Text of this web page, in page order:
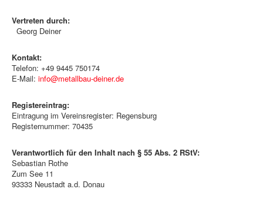
Vertreten durch:
Georg Deiner
Kontakt:
Telefon: +49 9445 750174
E-Mail: info@metallbau-deiner.de
Registereintrag:
Eintragung im Vereinsregister: Regensburg
Registernummer: 70435
Verantwortlich für den Inhalt nach § 55 Abs. 2 RStV:
Sebastian Rothe
Zum See 11
93333 Neustadt a.d. Donau